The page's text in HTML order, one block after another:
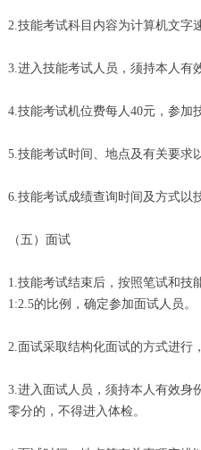
2.技能考试科目内容为计算机文字
3.进入技能考试人员，须持本人有
4.技能考试机位费每人40元，参加
5.技能考试时间、地点及有关要求
6.技能考试成绩查询时间及方式以
（五）面试
1.技能考试结束后，按照笔试和技
1:2.5的比例，确定参加面试人员。
2.面试采取结构化面试的方式进行
3.进入面试人员，须持本人有效身
零分的，不得进入体检。